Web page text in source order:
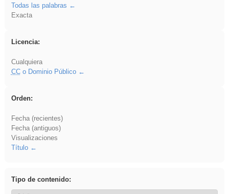
Todas las palabras
Exacta
Licencia:
Cualquiera
CCo Dominio Público
Orden:
Fecha (recientes)
Fecha (antiguos)
Visualizaciones
Título
Tipo de contenido: